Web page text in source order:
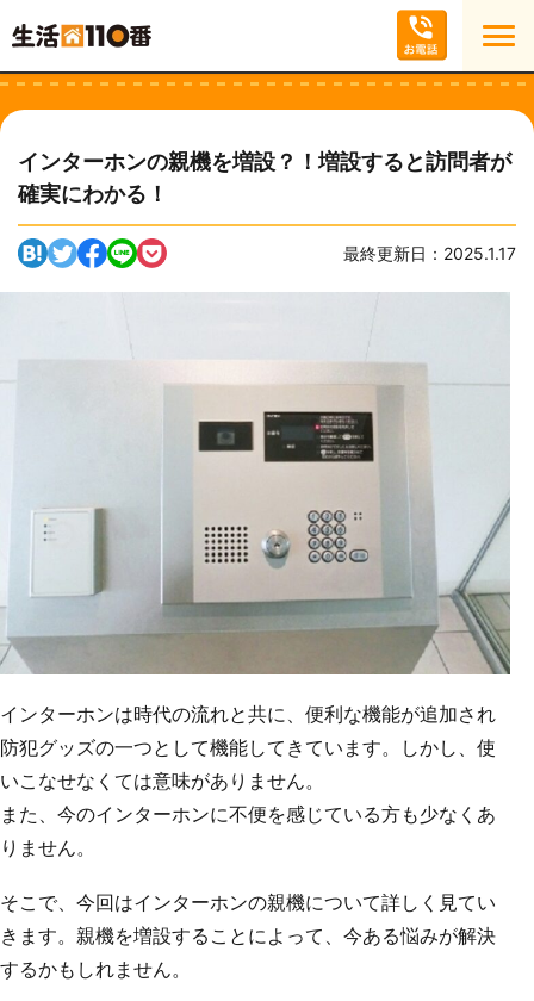
インターホンの親機を増設？！増設すると訪問者が
確実にわかる！
最終更新日：2025.1.17
インターホンは時代の流れと共に、便利な機能が追加され
防犯グッズの一つとして機能してきています。しかし、使
いこなせなくては意味がありません。
また、今のインターホンに不便を感じている方も少なくあ
りません。
そこで、今回はインターホンの親機について詳しく見てい
きます。親機を増設することによって、今ある悩みが解決
するかもしれません。